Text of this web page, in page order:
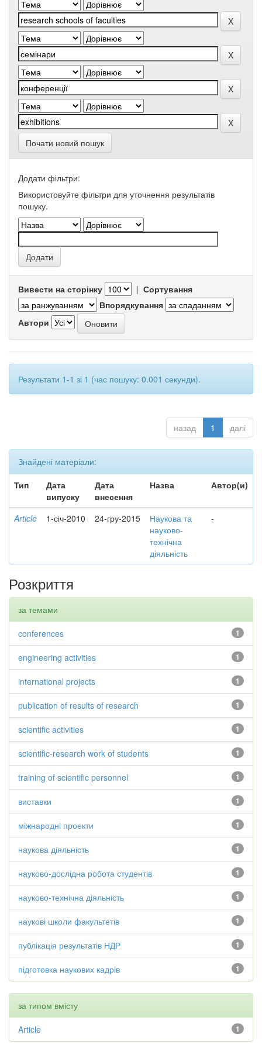
Почати новий пошук
Додати фільтри:
Використовуйте фільтри для уточнення результатів
пошуку.
Вивести на сторінку | Сортування
Впорядкування
Автори
Результати 1-1 зі 1 (час пошуку: 0.001 секунди).
назад 1 далі
Знайдені матеріали:
Тип
Дата
випуску
Дата
внесення
Назва Автор(и)
Article 1-січ-2010 24-гру-2015
Наукова та
науково-
технічна
діяльність
-
Розкриття
за темами
1
conferences
1
engineering activities
1
international projects
1
publication of results of research
1
scientific activities
1
scientific-research work of students
1
training of scientific personnel
1
виставки
1
міжнародні проекти
1
наукова діяльність
1
науково-дослідна робота студентів
1
науково-технічна діяльність
1
наукові школи факультетів
1
публікація результатів НДР
1
підготовка наукових кадрів
за типом вмісту
1
Article